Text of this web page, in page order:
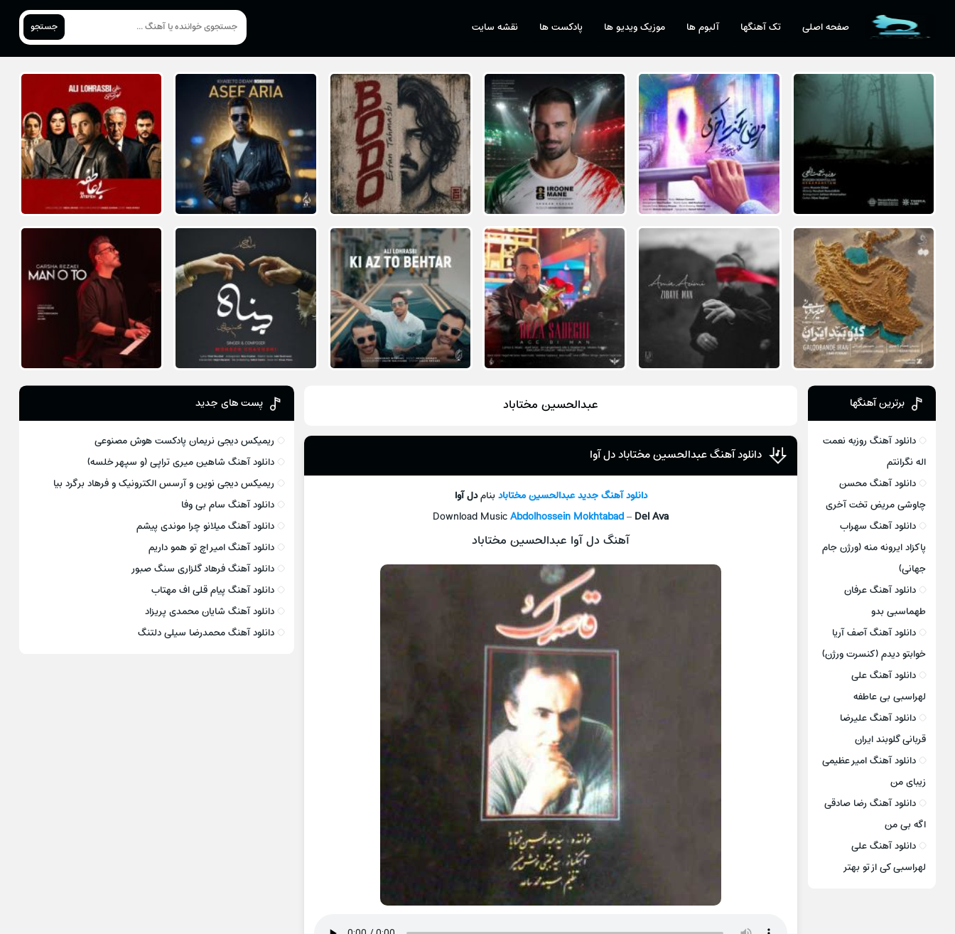
صفحه اصلی تک آهنگها آلبوم ها موزیک ویدیو ها پادکست ها نقشه سایت جستجو
عبدالحسین مختاباد
دانلود آهنگ عبدالحسین مختاباد دل آوا
دانلود آهنگ جدیدعبدالحسین مختابادبنامدل آوا
Download MusicAbdolhossein Mokhtabad– Del Ava
آهنگ دل آوا عبدالحسین مختاباد
برترین آهنگها
دانلود آهنگ روزبه نعمت
اله نگرانتم
دانلود آهنگ محسن
چاوشی مریض تخت آخری
دانلود آهنگ سهراب
پاکزاد ایرونه منه (ورژن جام
جهانی)
دانلود آهنگ عرفان
طهماسبی بدو
دانلود آهنگ آصف آریا
خوابتو دیدم (کنسرت ورژن)
دانلود آهنگ علی
لهراسبی بی عاطفه
دانلود آهنگ علیرضا
قربانی گلوبند ایران
دانلود آهنگ امیر عظیمی
زیبای من
دانلود آهنگ رضا صادقی
اگه بی من
دانلود آهنگ علی
لهراسبی کی از تو ‌بهتر
پست های جدید
ریمیکس دیجی نریمان پادکست هوش مصنوعی
دانلود آهنگ شاهین میری تراپی (و سپهر خلسه)
ریمیکس دیجی نوین و آرسس الکترونیک و فرهاد برگرد بیا
دانلود آهنگ سام بی وفا
دانلود آهنگ میلانو چرا موندی پیشم
دانلود آهنگ امیر اچ تو همو داریم
دانلود آهنگ فرهاد گلزاری سنگ صبور
دانلود آهنگ پیام قلی اف مهتاب
دانلود آهنگ شایان محمدی پریزاد
دانلود آهنگ محمدرضا سیلی دلتنگ